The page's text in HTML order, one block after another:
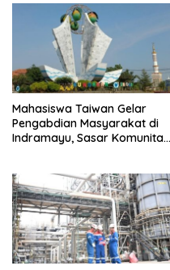
Mahasiswa Taiwan Gelar
Pengabdian Masyarakat di
Indramayu, Sasar Komunitas